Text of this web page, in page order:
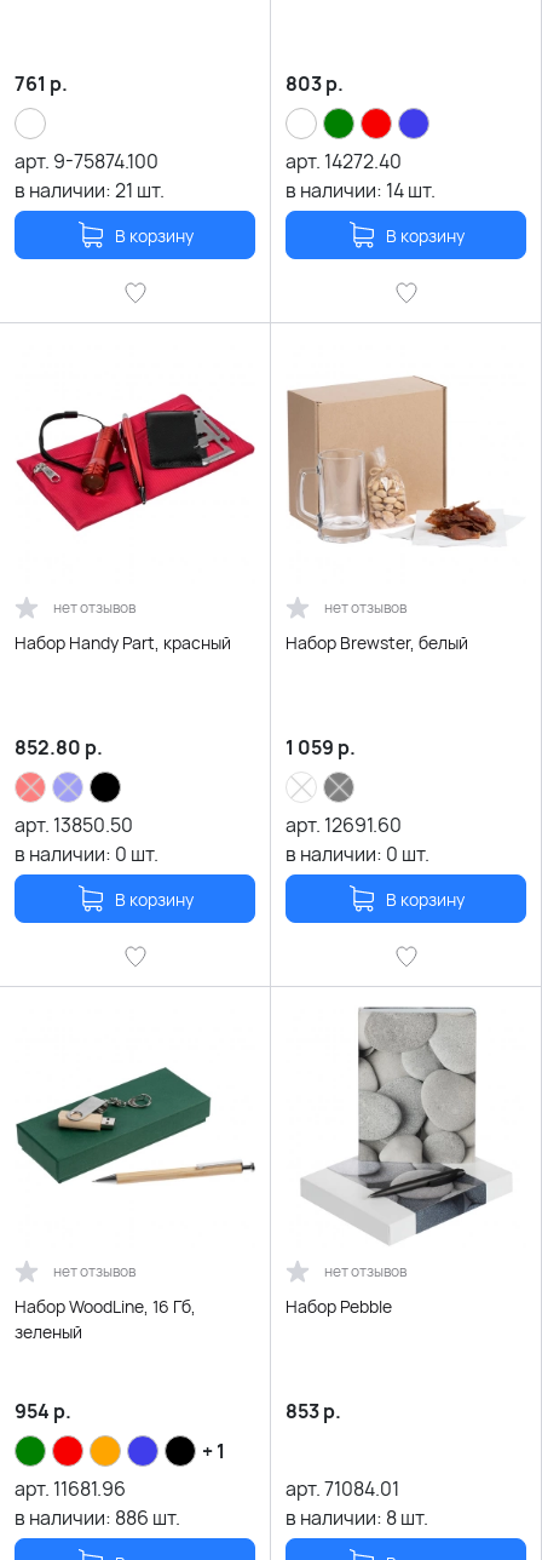
761 р.
арт. 9-75874.100
в наличии:21 шт.
В корзину
803р.
арт. 14272.40
в наличии: 14шт.
В корзину
нет отзывов
Набор Handy Part, красный
852.80 р.
арт. 13850.50
в наличии: 0 шт.
В корзину
нет отзывов
Набор Brewster, белый
1 059 р.
арт. 12691.60
в наличии: 0 шт.
В корзину
нет отзывов
Набор WoodLine, 16 Гб,
зеленый
954 р.
+ 1
арт. 11681.96
в наличии: 886 шт.
нет отзывов
Набор Pebble
853р.
арт.71084.01
в наличии: 8шт.